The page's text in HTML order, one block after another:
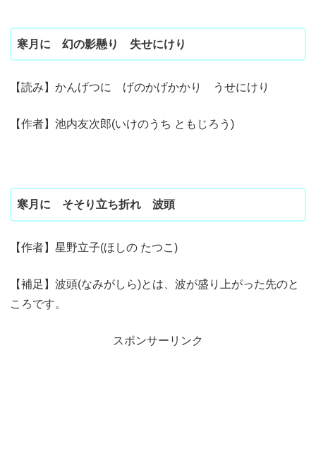
寒月に 幻の影懸り 失せにけり
【読み】かんげつに げのかげかかり うせにけり
【作者】池内友次郎(いけのうち ともじろう)
寒月に そそり立ち折れ 波頭
【作者】星野立子(ほしの たつこ)
【補足】波頭(なみがしら)とは、波が盛り上がった先のと
ころです。
スポンサーリンク